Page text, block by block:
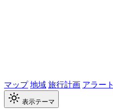
マップ地域旅行計画 アラート
表示テーマ